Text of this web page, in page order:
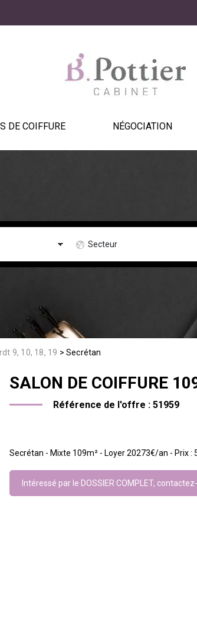
DE COIFFURE NÉGOCIATION
9, 10, 18, 19 Secrétan
SALON DE COIFFURE
Référence de l'offre : 51959
Secrétan - Mixte 109m² - Loyer 20273€/an - Prix :
Intéressé par le DOSSIER COMPLET,